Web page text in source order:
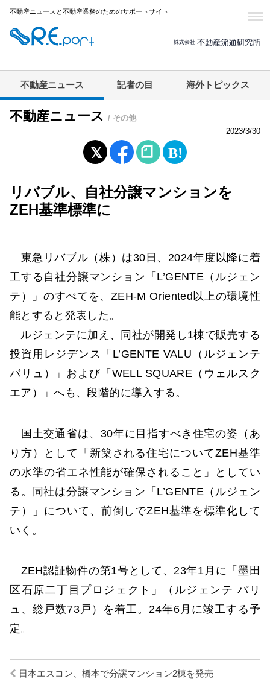
不動産ニュースと不動産業務のためのサポートサイト
不動産ニュース 記者の目 海外トピックス
不動産ニュース / その他
2023/3/30
リバブル、自社分譲マンションを
ZEH基準標準に
東急リバブル（株）は30日、2024年度以降に着
工する自社分譲マンション「L’GENTE（ルジェン
テ）」のすべてを、ZEH-M Oriented以上の環境性
能とすると発表した。
ルジェンテに加え、同社が開発し1棟で販売する
投資用レジデンス「L’GENTE VALU（ルジェンテ
バリュ）」および「WELL SQUARE（ウェルスク
エア）」へも、段階的に導入する。
国土交通省は、30年に目指すべき住宅の姿（あ
り方）として「新築される住宅についてZEH基準
の水準の省エネ性能が確保されること」としてい
る。同社は分譲マンション「L’GENTE（ルジェン
テ）」について、前倒しでZEH基準を標準化して
いく。
ZEH認証物件の第1号として、23年1月に「墨田
区石原二丁目プロジェクト」（ルジェンテ バリ
ュ、総戸数73戸）を着工。24年6月に竣工する予
定。
日本エスコン、橋本で分譲マンション2棟を発売